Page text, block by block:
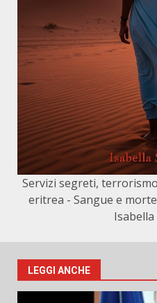
Servizi segreti,
eritrea - Sangue e
LEGGI ANCHE